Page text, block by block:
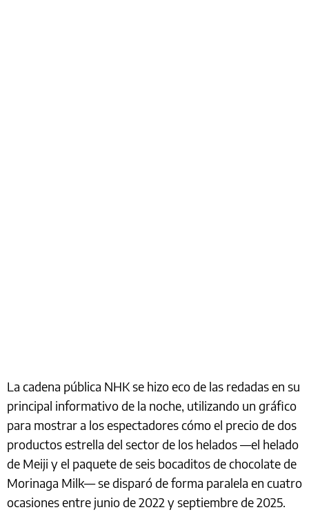
La cadena pública NHK se hizo eco de las redadas en su
principal informativo de la noche, utilizando un gráfico
para mostrar a los espectadores cómo el precio de dos
productos estrella del sector de los helados —el helado
de Meiji y el paquete de seis bocaditos de chocolate de
Morinaga Milk— se disparó de forma paralela en cuatro
ocasiones entre junio de 2022 y septiembre de 2025.